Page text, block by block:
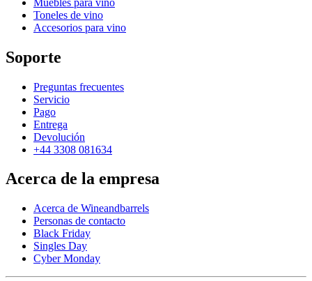
Toneles de vino
Accesorios para vino
Soporte
Preguntas frecuentes
Servicio
Pago
Entrega
Devolución
+44 3308 081634
Acerca de la empresa
Acerca de Wineandbarrels
Personas de contacto
Black Friday
Singles Day
Cyber Monday